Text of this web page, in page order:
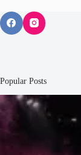
Popular Posts